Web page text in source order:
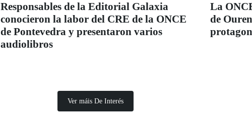
Responsables de la Editorial Galaxia
conocieron la labor del CRE de la ONCE
de Pontevedra y presentaron varios
audiolibros
La
de
Ver máis De Interés